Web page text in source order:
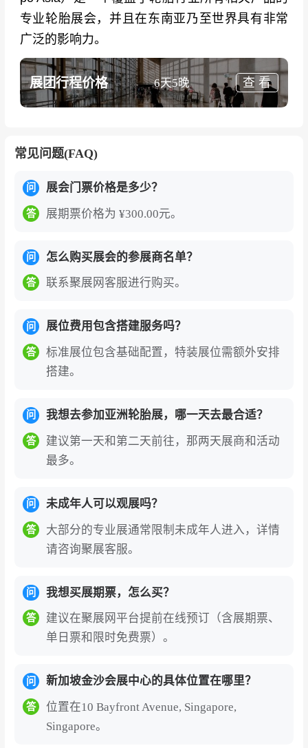
专业轮胎展会，并且在东南亚乃至世界具有非常
广泛的影响力。
展团行程价格 6天5晚 查 看
常见问题(FAQ)
问 展会门票价格是多少？
答 展期票价格为 ¥300.00元。
问 怎么购买展会的参展商名单？
答 联系聚展网客服进行购买。
问 展位费用包含搭建服务吗？
答
标准展位包含基础配置，特装展位需额外安排
搭建。
问 我想去参加亚洲轮胎展，哪一天去最合适？
答
建议第一天和第二天前往，那两天展商和活动
最多。
问 未成年人可以观展吗？
答
大部分的专业展通常限制未成年人进入，详情
请咨询聚展客服。
问 我想买展期票，怎么买？
答
建议在聚展网平台提前在线预订（含展期票、
单日票和限时免费票）。
问 新加坡金沙会展中心的具体位置在哪里？
答
位置在10 Bayfront Avenue, Singapore,
Singapore。